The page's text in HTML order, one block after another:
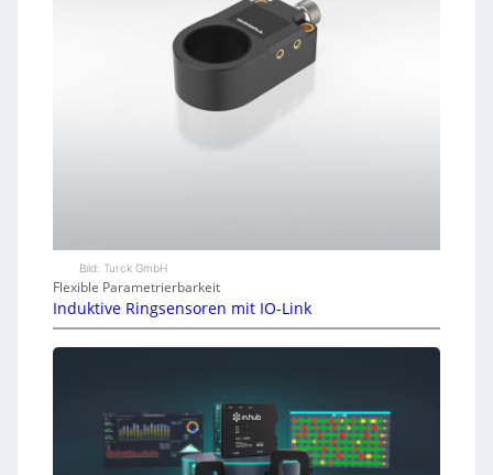
Bild: Turck GmbH
Flexible Parametrierbarkeit
Induktive Ringsensoren mit IO-Link